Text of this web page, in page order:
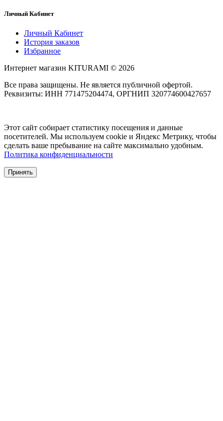
Личный Кабинет
Личный Кабинет
История заказов
Избранное
Интернет магазин KITURAMI © 2026
Все права защищены. Не является публичной офертой.
Реквизиты: ИНН 771475204474, ОРГНИП 320774600427657
Этот сайт собирает статистику посещения и данные
посетителей. Мы используем cookie и Яндекс Метрику, чтобы
сделать ваше пребывание на сайте максимально удобным.
Политика конфиденциальности
Принять